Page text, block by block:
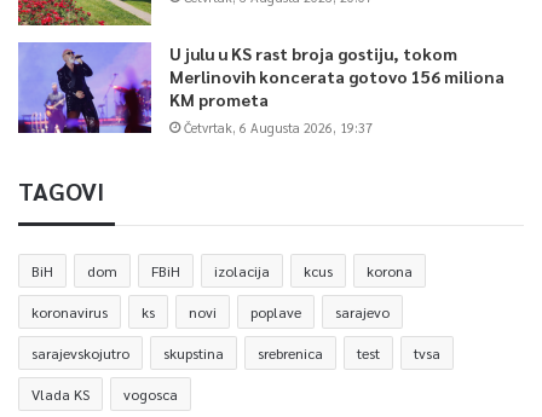
U julu u KS rast broja gostiju, tokom
Merlinovih koncerata gotovo 156 miliona
KM prometa
Četvrtak, 6 Augusta 2026, 19:37
TAGOVI
BiH dom FBiH izolacija kcus korona
koronavirus ks novi poplave sarajevo
sarajevskojutro skupstina srebrenica test tvsa
Vlada KS vogosca